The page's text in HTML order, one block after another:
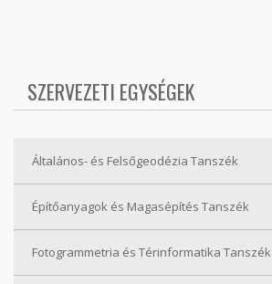
SZERVEZETI EGYSÉGEK
Általános- és Felsőgeodézia Tanszék
Építőanyagok és Magasépítés Tanszék
Fotogrammetria és Térinformatika Tanszék